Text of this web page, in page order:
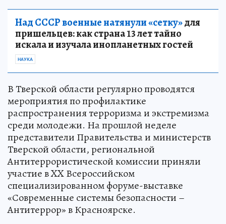
Над СССР военные натянули «сетку»для
пришельцев: как страна 13 лет тайно
искала и изучала инопланетных гостей
НАУКА
В Тверской области регулярно проводятся
мероприятия по профилактике
распространения терроризма и экстремизма
среди молодежи. На прошлой неделе
представители Правительства и министерств
Тверской области, региональной
Антитеррористической комиссии приняли
участие в XX Всероссийском
специализированном форуме-выставке
«Современные системы безопасности –
Антитеррор» в Красноярске.